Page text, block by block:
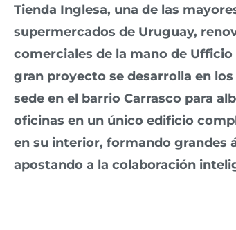
Tienda Inglesa, una de las
supermercados de Uruguay,
comerciales de la mano de
gran proyecto se desarrolla en los
sede en el barrio Carrasco para
oficinas en un único edificio
en su interior, formando grandes
apostando a la colaboración